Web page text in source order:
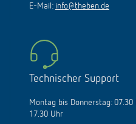
E-Mail: info@theben.de
Technischer Support
Montag bis Donnerstag:
17.30 Uhr